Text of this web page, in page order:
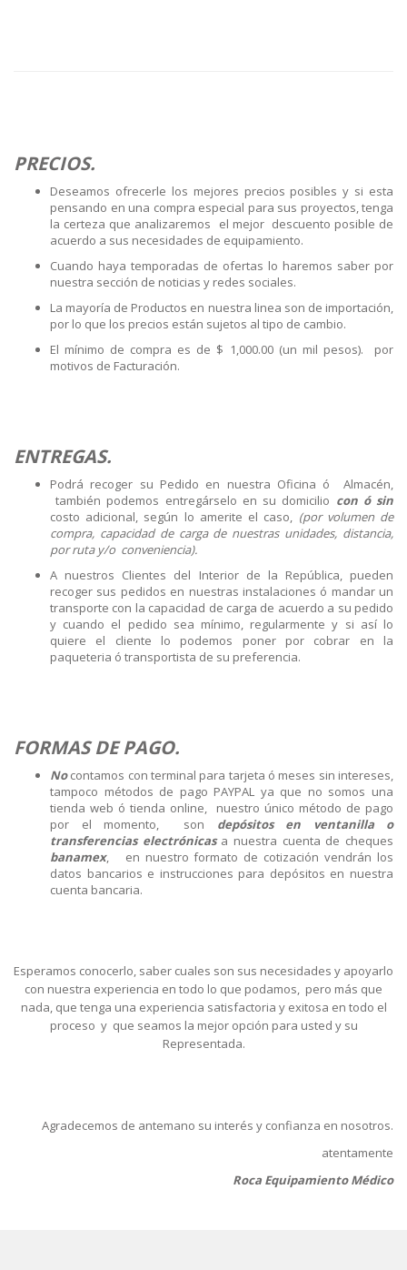
PRECIOS.
Deseamos ofrecerle los mejores precios posibles y si esta
pensando en una compra especial para sus proyectos, tenga
la certeza que analizaremos el mejor descuento posible de
acuerdo a sus necesidades de equipamiento.
Cuando haya temporadas de ofertas lo haremos saber por
nuestra sección de noticias y redes sociales.
La mayoría de Productos en nuestra linea son de importación,
por lo que los precios están sujetos al tipo de cambio.
El mínimo de compra es de $ 1,000.00 (un mil pesos). por
motivos de Facturación.
ENTREGAS.
Podrá recoger su Pedido en nuestra Oficina ó Almacén,
también podemos entregárselo en su domicilio con ó sin
costo adicional, según lo amerite el caso, (por volumen de
compra, capacidad de carga de nuestras unidades, distancia,
por ruta y/o conveniencia).
A nuestros Clientes del Interior de la República, pueden
recoger sus pedidos en nuestras instalaciones ó mandar un
transporte con la capacidad de carga de acuerdo a su pedido
y cuando el pedido sea mínimo, regularmente y si así lo
quiere el cliente lo podemos poner por cobrar en la
paqueteria ó transportista de su preferencia.
FORMAS DE PAGO.
Nocontamos con terminal para tarjeta ó meses sin intereses,
tampoco métodos de pago PAYPAL ya que no somos una
tienda web ó tienda online, nuestro único método de pago
por el momento, son depósitos en ventanilla o
transferencias electrónicas a nuestra cuenta de cheques
banamex, en nuestro formato de cotización vendrán los
datos bancarios e instrucciones para depósitos en nuestra
cuenta bancaria.
Esperamos conocerlo, saber cuales son sus necesidades y apoyarlo
con nuestra experiencia en todo lo que podamos, pero más que
nada, que tenga una experiencia satisfactoria y exitosa en todo el
proceso y que seamos la mejor opción para usted y su
Representada.
Agradecemos de antemano su interés y confianza en nosotros.
atentamente
Roca Equipamiento Médico